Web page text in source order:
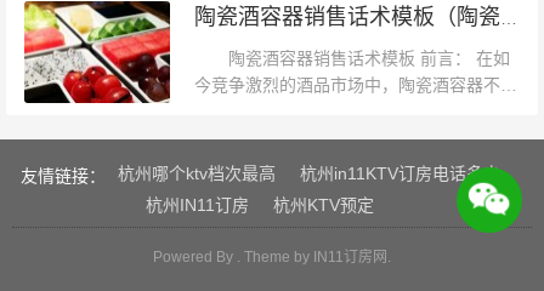
户的关键。而LED显示屏作为现代视听技术
陶瓷酒容器销售话术模板 前言： 在如
今竞争激烈的酒品市场中，陶瓷酒容器不仅
是品牌故事的讲述者。它们以其独特的美学
价值、卓越的品质感，成为了酒友...
友情链接： 杭州哪个ktv档次最高
杭州in11KTV订房电话多少
杭州IN11订房
杭州KTV预定
Powered By . Theme by IN11订房网 .